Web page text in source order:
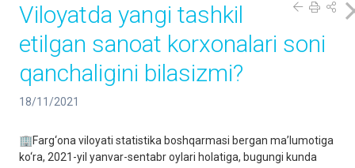
Viloyatda yangi tashkil
etilgan sanoat korxonalari soni
qanchaligini bilasizmi?
18/11/2021
🏢Farg‘ona viloyati statistika boshqarmasi bergan ma’lumotiga
ko‘ra, 2021-yil yanvar-sentabr oylari holatiga, bugungi kunda